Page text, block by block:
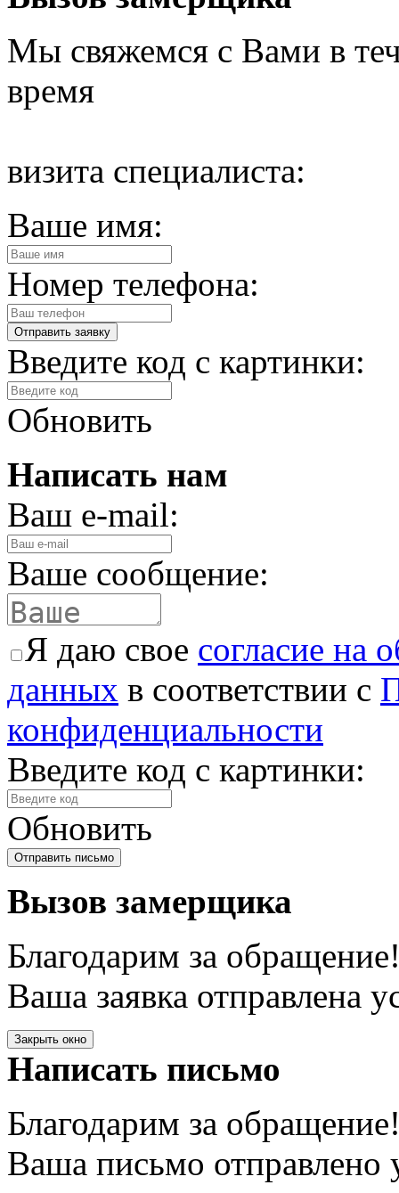
Мы свяжемся с Вами в
время
визита специалиста:
Ваше имя:
Номер телефона:
Введите код с картинки:
Обновить
Написать нам
Ваш e-mail:
Ваше сообщение:
Я даю свое согласие на
данных в соответствии с
конфиденциальности
Введите код с картинки:
Обновить
Вызов замерщика
Благодарим за
Ваша заявка отправлена
Закрыть окно
Написать письмо
Благодарим за
Ваша письмо отправлено